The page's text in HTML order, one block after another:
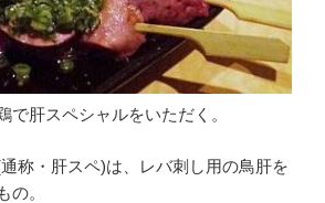
で肝スペシャルをいただく。
称・肝スペ)は、レバ刺し用の鳥肝を
の。